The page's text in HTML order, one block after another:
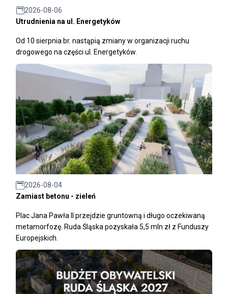
2026-08-06
Utrudnienia na ul. Energetyków
Od 10 sierpnia br. nastąpią zmiany w organizacji ruchu
drogowego na części ul. Energetyków.
2026-08-04
Zamiast betonu - zieleń
Plac Jana Pawła II przejdzie gruntowną i długo oczekiwaną
metamorfozę. Ruda Śląska pozyskała 5,5 mln zł z Funduszy
Europejskich.